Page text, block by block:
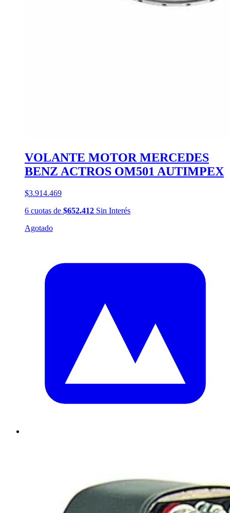
VOLANTE MOTOR MERCEDES
BENZ ACTROS OM501 AUTIMPEX
$3.914.469
6 cuotas de $652.412 Sin Interés
Agotado